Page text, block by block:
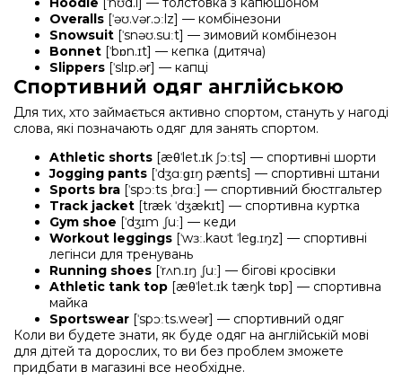
Overalls [ˈəʊ.vər.ɔːlz] — комбінезони
Snowsuit [ˈsnəʊ.suːt] — зимовий комбінезон
Bonnet [ˈbɒn.ɪt] — кепка (дитяча)
Slippers [ˈslɪp.ər] — капці
Спортивний одяг англійською
Для тих, хто займається активно спортом, стануть у нагоді
слова, які позначають одяг для занять спортом.
Athletic shorts [æθˈlet.ɪk ʃɔːts] — спортивні шорти
Jogging pants [ˈdʒɑːɡɪŋ pænts] — спортивні штани
Sports bra [ˈspɔːts ˌbrɑː] — спортивний бюстгальтер
Track jacket [træk ˈdʒækɪt] — спортивна куртка
Gym shoe [ˈdʒɪm ˌʃuː] — кеди
Workout leggings [ˈwɜː.kaʊt ˈleɡ.ɪŋz] — спортивні
легінси для тренувань
Running shoes [ˈrʌn.ɪŋ ˌʃuː] — бігові кросівки
Athletic tank top [æθˈlet.ɪk tæŋk tɒp] — спортивна
майка
Sportswear [ˈspɔːts.weər] — спортивний одяг
Коли ви будете знати, як буде одяг на англійській мові
для дітей та дорослих, то ви без проблем зможете
придбати в магазині все необхідне.